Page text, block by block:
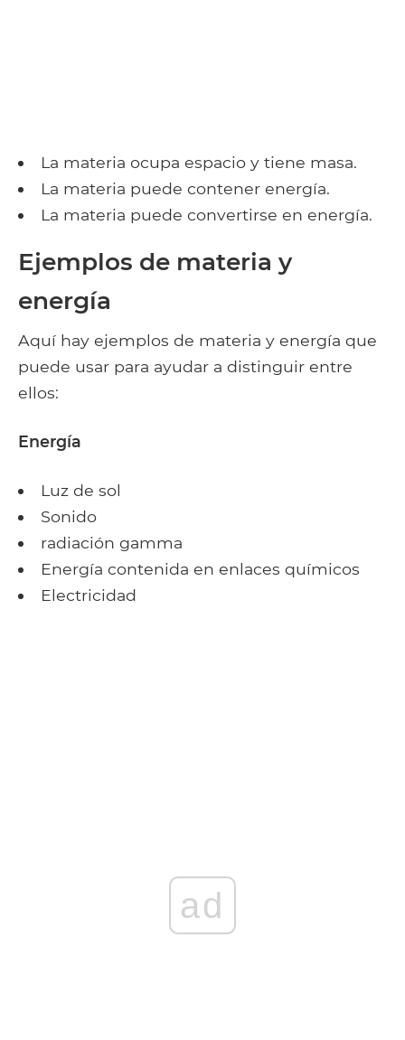
La materia ocupa espacio y tiene masa.
La materia puede contener energía.
La materia puede convertirse en energía.
Ejemplos de materia y
energía
Aquí hay ejemplos de materia y energía que
puede usar para ayudar a distinguir entre
ellos:
Energía
Luz de sol
Sonido
radiación gamma
Energía contenida en enlaces químicos
Electricidad
ad